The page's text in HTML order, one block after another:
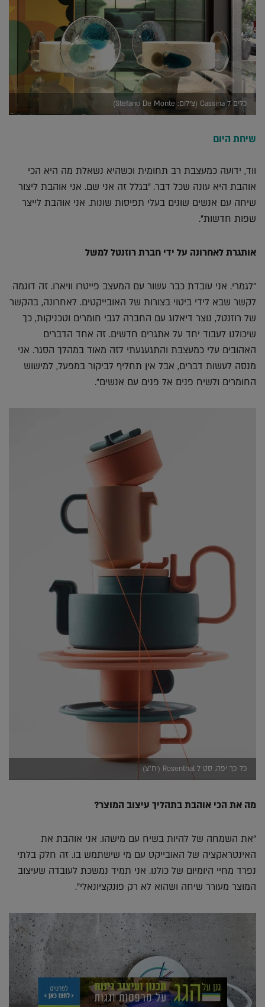
כלים ל Cassina (צילום: Stefano De Monte)
שיחת היום
ווד, ידועה כמעצבת רב תחומית וכשהיא נשאלת מה היא הכי
אוהבת היא עונה שכל דבר. "בגלל זה אני שם. אני אוהבת ליצור
שיחה עם אנשים שונים בעלי תפיסות שונות. אני אוהבת לייצר
שפות חדשות".
אותגרת לאחרונה על ידי חברת רוזנטל למשל
"לגמרי. אני עובדת כבר עשור עם המעצב פייטרו וויארו. זה דוגמה
לקשר שבא לידי ביטוי בצורות של האובייקטים. לאחרונה, בהקשר
של רוזנטל, נוצר דיאלוג עם החברה לגבי חומרים וטכניקות, כך
שיכולנו לעבוד יחד על אתגרים חדשים. זה אחד הדברים
האהובים עלי כמעצבת והתגעגעתי לזה מאוד במהלך הסגר. אני
מנסה לעשות דברים, אבל אין תחליף לביקור במפעל, למישוש
החומרים ולשיח פנים אל פנים עם אנשים".
כל כך יפה, סט ל Rosenthal (יח"צ)
מה את הכי אוהבת בתהליך עיצוב המוצר?
"את השמחה של להיות בשיח עם מישהו. אני אוהבת את
האינטראקציה של האובייקט עם מי שישתמש בו. זה חלק בלתי
נפרד מחיי היומיום של כולנו. אני תמיד נמשכת לעובדה שעיצוב
המוצר מעורר שיחה ושהוא לא רק פונקציונאלי".